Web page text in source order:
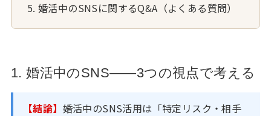
婚活中のSNSに関するQ&A（よくある質問）
1. 婚活中のSNS——3つの視点で考える
【結論】 婚活中のSNS活用は「特定リスク・相手